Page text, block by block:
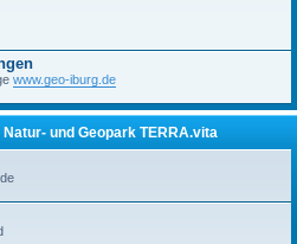
www.geo-iburg.de
und Geopark TERRA.vita